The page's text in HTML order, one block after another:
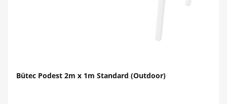
Bütec Podest 2m x 1m Standard (Outdoor)